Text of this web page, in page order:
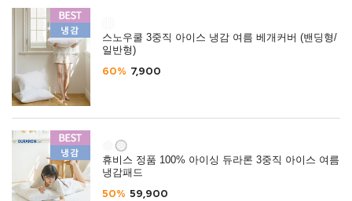
스노우쿨 3중직 아이스 냉감 여름 베개커버 (밴딩형/
일반형)
60% 7,900
휴비스 정품 100% 아이싱 듀라론 3중직 아이스 여름
냉감패드
50% 59,900